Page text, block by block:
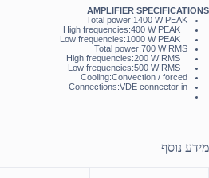
AMPLIFIER SPECIFICATIONS
Total power:1400 W PEAK
High frequencies:400 W PEAK
Low frequencies:1000 W PEAK
Total power:700 W RMS
High frequencies:200 W RMS
Low frequencies:500 W RMS
Cooling:Convection / forced
Connections:VDE connector in
מידע נוסף